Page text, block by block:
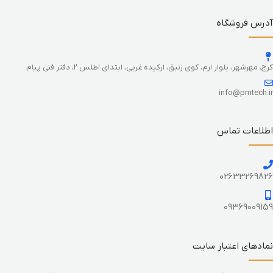
آدرس فروشگاه
کرج، مهرشهر، بلوار ارم، کوی زنبق، ارکیده غربی، ابتدای اطلس 2، دفتر فنی پیام
info@pmtech.ir
اطلاعات تماس
02633269826
09369009159
نمادهای اعتبار سایت